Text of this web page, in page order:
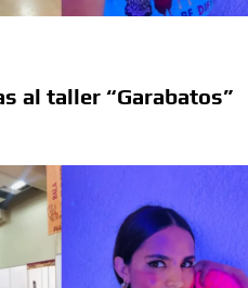
Palma”
de Chihuahua
en Palacio de
este mes de julio
al taller “Garabatos”